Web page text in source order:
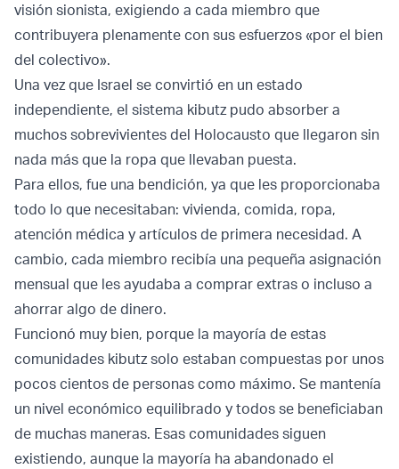
visión sionista, exigiendo a cada miembro que
contribuyera plenamente con sus esfuerzos «por el bien
del colectivo».
Una vez que Israel se convirtió en un estado
independiente, el sistema kibutz pudo absorber a
muchos sobrevivientes del Holocausto que llegaron sin
nada más que la ropa que llevaban puesta.
Para ellos, fue una bendición, ya que les proporcionaba
todo lo que necesitaban: vivienda, comida, ropa,
atención médica y artículos de primera necesidad. A
cambio, cada miembro recibía una pequeña asignación
mensual que les ayudaba a comprar extras o incluso a
ahorrar algo de dinero.
Funcionó muy bien, porque la mayoría de estas
comunidades kibutz solo estaban compuestas por unos
pocos cientos de personas como máximo. Se mantenía
un nivel económico equilibrado y todos se beneficiaban
de muchas maneras. Esas comunidades siguen
existiendo, aunque la mayoría ha abandonado el